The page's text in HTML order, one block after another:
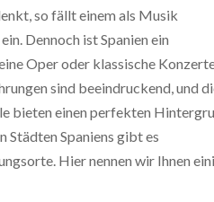
so fällt einem als Musik
Dennoch ist Spanien ein
Oper oder klassische
sind beeindruckend, und
bieten einen perfekten
Städten Spaniens gibt es
Hier nennen wir Ihnen